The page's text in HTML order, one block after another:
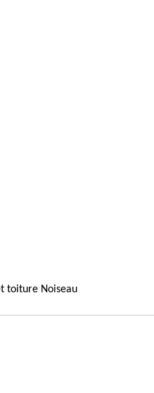
toiture Noiseau